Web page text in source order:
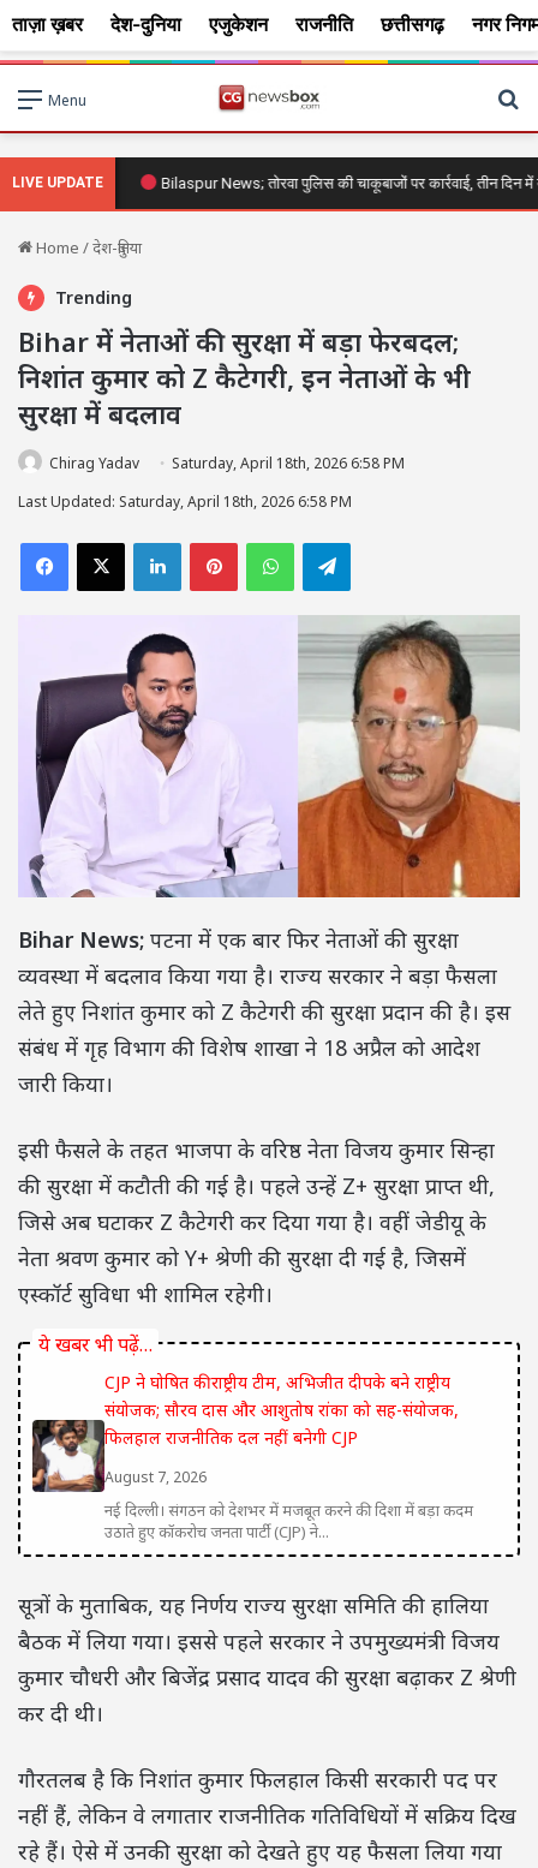
Menu
LIVE UPDATE
गए हैरान Bilaspur News; तोरवा पुलिस की चाकूबाजों पर कार्रवाई, तीन दिन में
Home /देश-दुनिया
Trending
Bihar में नेताओं की सुरक्षा में बड़ा फेरबदल;
निशांत कुमार को Z कैटेगरी, इन नेताओं के भी
सुरक्षा में बदलाव
Chirag Yadav
Saturday, April 18th, 2026 6:58 PM
Last Updated: Saturday, April 18th, 2026 6:58 PM
Facebook
X LinkedInPinterestWhatsAppTelegram
Bihar News; पटना में एक बार फिर नेताओं की सुरक्षा
व्यवस्था में बदलाव किया गया है। राज्य सरकार ने बड़ा फैसला
लेते हुए निशांत कुमार को Z कैटेगरी की सुरक्षा प्रदान की है। इस
संबंध में गृह विभाग की विशेष शाखा ने 18 अप्रैल को आदेश
जारी किया।
इसी फैसले के तहत भाजपा के वरिष्ठ नेता विजय कुमार सिन्हा
की सुरक्षा में कटौती की गई है। पहले उन्हें Z+ सुरक्षा प्राप्त थी,
जिसे अब घटाकर Z कैटेगरी कर दिया गया है। वहीं जेडीयू के
नेता श्रवण कुमार को Y+ श्रेणी की सुरक्षा दी गई है, जिसमें
एस्कॉर्ट सुविधा भी शामिल रहेगी।
ये खबर भी पढ़ें…
CJP ने घोषित की राष्ट्रीय टीम, अभिजीत दीपके बने राष्ट्रीय
संयोजक; सौरव दास और आशुतोष रांका को सह-संयोजक,
फिलहाल राजनीतिक दल नहीं बनेगी CJP
August 7, 2026
नई दिल्ली। संगठन को देशभर में मजबूत करने की दिशा में बड़ा कदम
उठाते हुए कॉकरोच जनता पार्टी (CJP) ने...
सूत्रों के मुताबिक, यह निर्णय राज्य सुरक्षा समिति की हालिया
बैठक में लिया गया। इससे पहले सरकार ने उपमुख्यमंत्री विजय
कुमार चौधरी और बिजेंद्र प्रसाद यादव की सुरक्षा बढ़ाकर Z श्रेणी
कर दी थी।
गौरतलब है कि निशांत कुमार फिलहाल किसी सरकारी पद पर
नहीं हैं, लेकिन वे लगातार राजनीतिक गतिविधियों में सक्रिय दिख
रहे हैं। ऐसे में उनकी सुरक्षा को देखते हुए यह फैसला लिया गया
ताज़ा ख़बर देश-दुनिया एजुकेशन राजनीति छत्तीसगढ़ नगर